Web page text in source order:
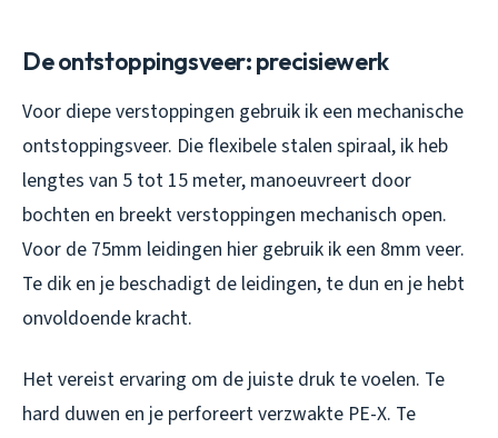
De ontstoppingsveer: precisiewerk
Voor diepe verstoppingen gebruik ik een mechanische
ontstoppingsveer. Die flexibele stalen spiraal, ik heb
lengtes van 5 tot 15 meter, manoeuvreert door
bochten en breekt verstoppingen mechanisch open.
Voor de 75mm leidingen hier gebruik ik een 8mm veer.
Te dik en je beschadigt de leidingen, te dun en je hebt
onvoldoende kracht.
Het vereist ervaring om de juiste druk te voelen. Te
hard duwen en je perforeert verzwakte PE-X. Te